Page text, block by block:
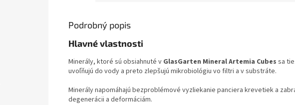
Podrobný popis
Hlavné vlastnosti
Minerály, ktoré sú obsiahnuté v GlasGarten Mineral Artemia Cubes sa
uvoľňujú do vody a preto zlepšujú mikrobiológiu vo filtri a v substráte.
Minerály napomáhajú bezproblémové vyzliekanie panciera krevetiek a
degenerácii a deformáciám.